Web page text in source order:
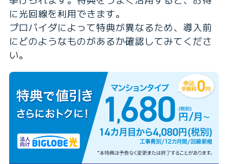
に光回線を利用できます。
プロバイダによって特典が異なるため、導入前
にどのようなものがあるか確認してみてくださ
い。